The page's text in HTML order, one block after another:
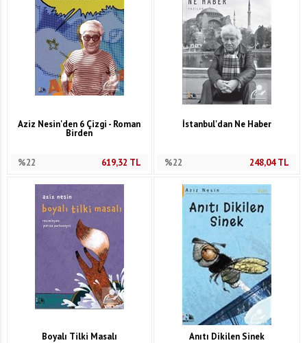
Aziz Nesin'den 6 Çizgi - Roman
Birden
%22 619,32 TL
İstanbul'dan Ne Haber
%22 248,04TL
Boyalı Tilki Masalı Anıtı Dikilen Sinek